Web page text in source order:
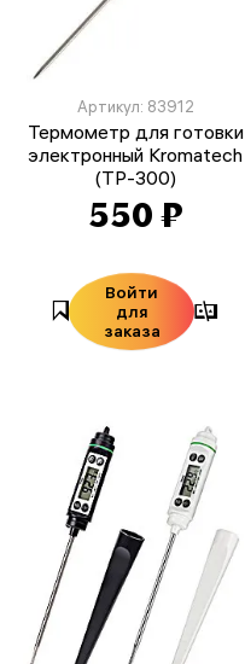
Артикул: 83912
Термометр для готовки
электронный Kromatech
(TP-300)
550 ₽
Войти
для
заказа